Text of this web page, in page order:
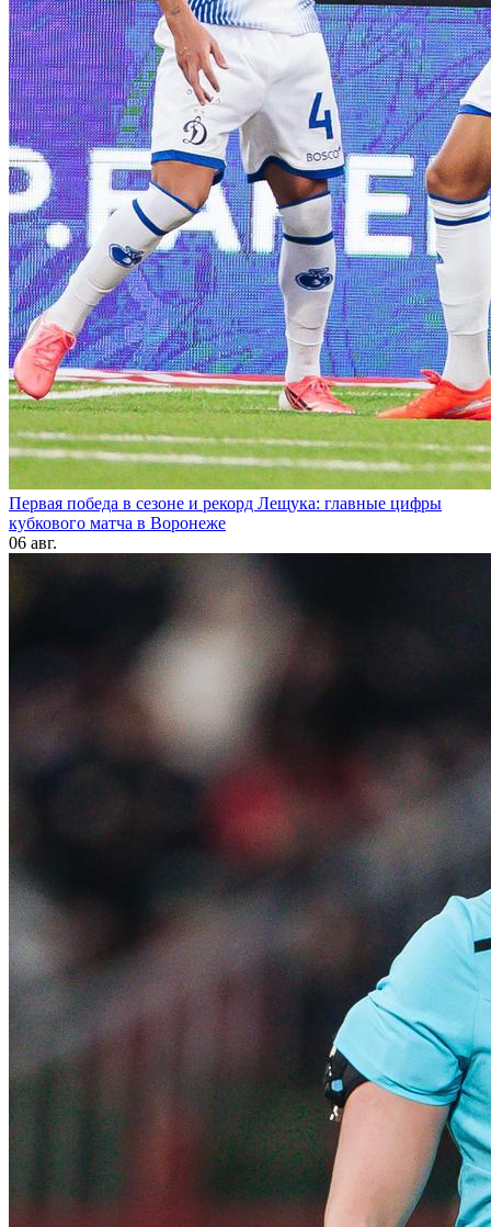
Первая победа в сезоне и рекорд Лещука: главные цифры
кубкового матча в Воронеже
06 авг.